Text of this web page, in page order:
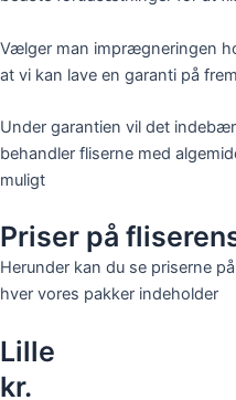
Vælger man imprægneringen
at vi kan lave en garanti på
Under garantien vil det
behandler fliserne med
muligt
Priser på
Herunder kan du se priserne
hver vores pakker indeholder
Lille
kr.